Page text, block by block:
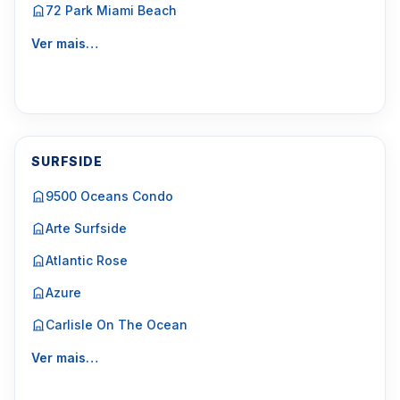
72 Park Miami Beach
Ver mais…
SURFSIDE
9500 Oceans Condo
Arte Surfside
Atlantic Rose
Azure
Carlisle On The Ocean
Ver mais…